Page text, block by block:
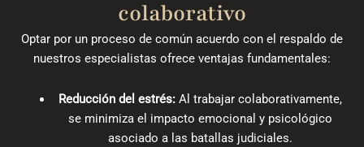
colaborativo
Optar por un proceso de común acuerdo con el respaldo de
nuestros especialistas ofrece ventajas fundamentales:
Reducción del estrés: Al trabajar colaborativamente,
se minimiza el impacto emocional y psicológico
asociado a las batallas judiciales.